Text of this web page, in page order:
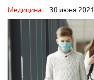
Медицина 30 июня 2021